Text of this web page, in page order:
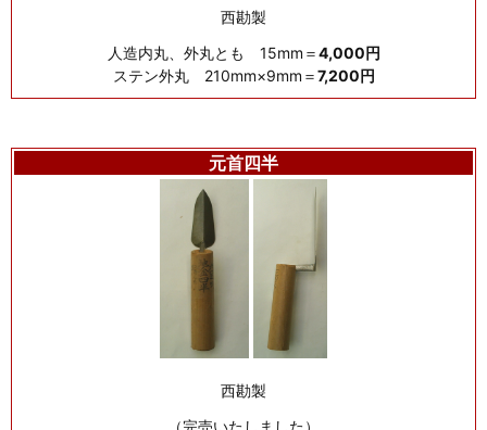
西勘製
人造内丸、外丸とも 15mm＝4,000円
ステン外丸 210mm×9mm＝7,200円
元首四半
西勘製
（完売いたしました）